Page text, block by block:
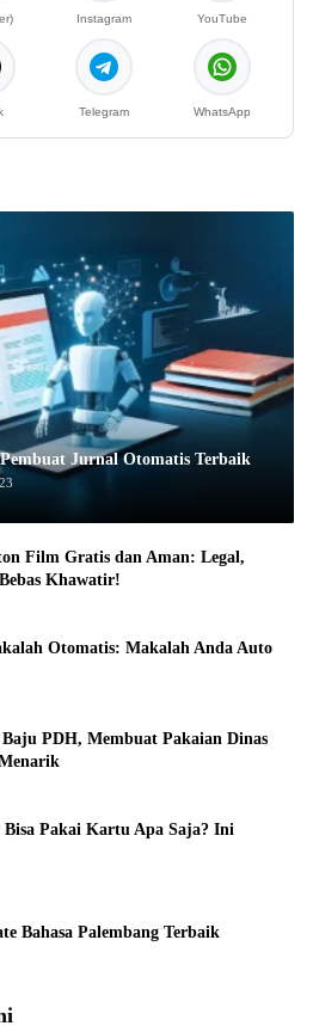
Instagram YouTube
Telegram WhatsApp
Jurnal Otomatis Terbaik
Film Gratis dan Aman: Legal,
Khawatir!
Otomatis: Makalah Anda Auto
PDH, Membuat Pakaian Dinas
Pakai Kartu Apa Saja? Ini
Bahasa Palembang Terbaik